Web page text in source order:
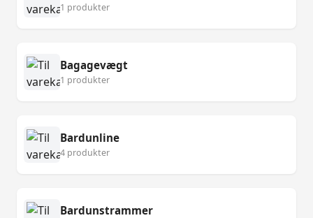
1 produkter
Bagagevægt
1 produkter
Bardunline
4 produkter
Bardunstrammer